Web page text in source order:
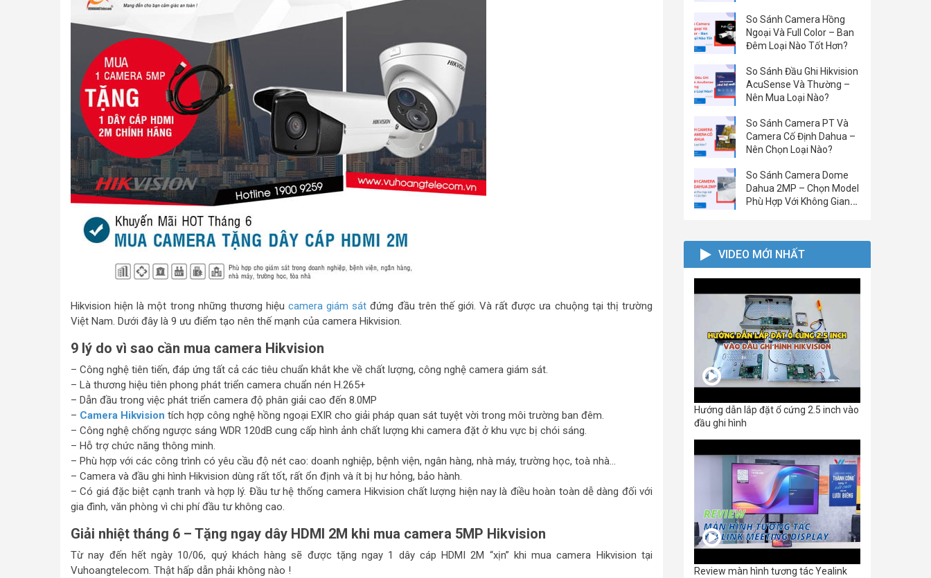
Hikvision hiện là một trong những thương hiệucamera giám sát đứng đầu trên thế giới. Và rất được ưa chuộng tại thị trường
Việt Nam. Dưới đây là 9 ưu điểm tạo nên thế mạnh của camera Hikvision.
9 lý do vì sao cần mua camera Hikvision
– Công nghệ tiên tiến, đáp ứng tất cả các tiêu chuẩn khắt khe về chất lượng, công nghệ camera giám sát.
– Là thương hiệu tiên phong phát triển camera chuẩn nén H.265+
– Dẫn đầu trong việc phát triển camera độ phân giải cao đến 8.0MP
– Camera Hikvision tích hợp công nghệ hồng ngoại EXIR cho giải pháp quan sát tuyệt vời trong môi trường ban đêm.
– Công nghệ chống ngược sáng WDR 120dB cung cấp hình ảnh chất lượng khi camera đặt ở khu vực bị chói sáng.
– Hỗ trợ chức năng thông minh.
– Phù hợp với các công trình có yêu cầu độ nét cao: doanh nghiệp, bệnh viện, ngân hàng, nhà máy, trường học, toà nhà…
– Camera và đầu ghi hình Hikvision dùng rất tốt, rất ổn định và ít bị hư hỏng, bảo hành.
– Có giá đặc biệt cạnh tranh và hợp lý. Đầu tư hệ thống camera Hikvision chất lượng hiện nay là điều hoàn toàn dễ dàng đối với
gia đình, văn phòng vì chi phí đầu tư không cao.
Giải nhiệt tháng 6 – Tặng ngay dây HDMI 2M khi mua camera 5MP Hikvision
Từ nay đến hết ngày 10/06, quý khách hàng sẽ được tặng ngay 1 dây cáp HDMI 2M “xịn” khi mua camera Hikvision tại
Vuhoangtelecom. Thật hấp dẫn phải không nào !
So Sánh Camera Hồng
Ngoại Và Full Color – Ban
Đêm Loại Nào Tốt Hơn?
So Sánh Đầu Ghi Hikvision
AcuSense Và Thường –
Nên Mua Loại Nào?
So Sánh Camera PT Và
Camera Cố Định Dahua –
Nên Chọn Loại Nào?
So Sánh Camera Dome
Dahua 2MP – Chọn Model
Phù Hợp Với Không Gian
VIDEO MỚI NHẤT
Hướng dẫn lắp đặt ổ cứng 2.5 inch vào
đầu ghi hình
Review màn hình tương tác Yealink